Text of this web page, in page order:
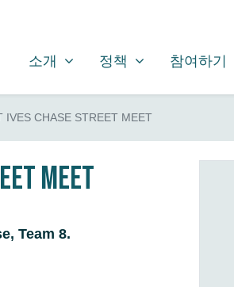
소개
SHOW SUBMENU FOR
소개 정책
SHOW SUBMENU
정책 참여하기
SHOW
참여하기
IVES CHASE STREET MEET
Meet
Team 8.